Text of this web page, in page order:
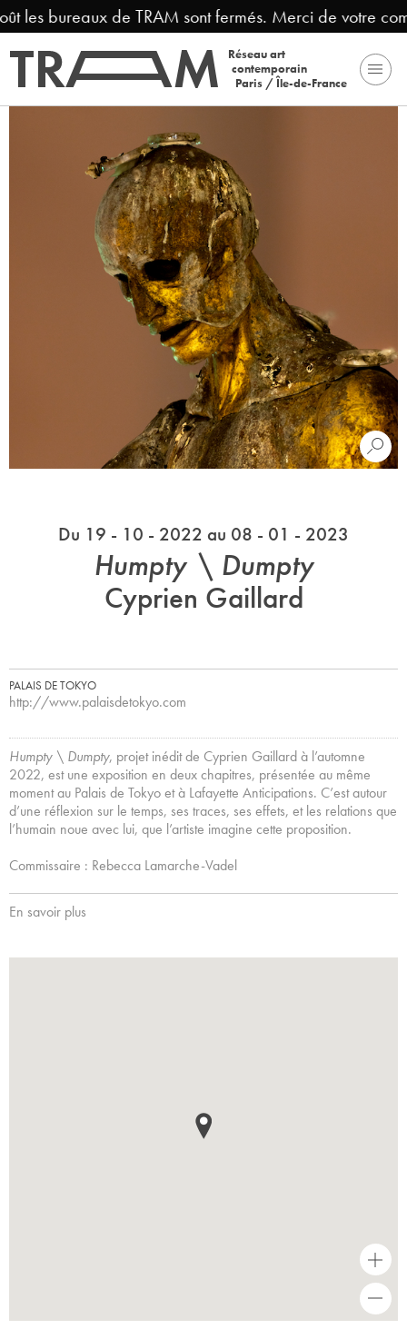
les bureaux de TRAM sont fermés. Merci de votre
Réseau art
contemporain
Paris / Île-de-France
Du 19 - 10 - 2022 au 08 - 01 - 2023
Humpty \ Dumpty
Cyprien Gaillard
PALAIS DE TOKYO
http://www.palaisdetokyo.com
Humpty \ Dumpty, projet inédit de Cyprien Gaillard à l’automne
2022, est une exposition en deux chapitres, présentée au même
moment au Palais de Tokyo et à Lafayette Anticipations. C’est autour
d’une réflexion sur le temps, ses traces, ses effets, et les relations que
l’humain noue avec lui, que l’artiste imagine cette proposition.
Commissaire : Rebecca Lamarche-Vadel
En savoir plus
+